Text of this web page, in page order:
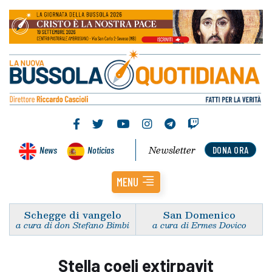
News Noticias DONA ORA
Newsletter
MENU
Schegge di vangelo
a cura di don Stefano Bimbi
San Domenico
a cura di Ermes Dovico
Stella coeli extirpavit